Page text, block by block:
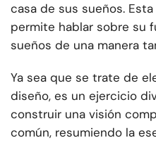
casa de sus sueños.
permite hablar sobre su
sueños de una manera
Ya sea que se trate de
diseño, es un ejercicio
construir una visión
común, resumiendo la